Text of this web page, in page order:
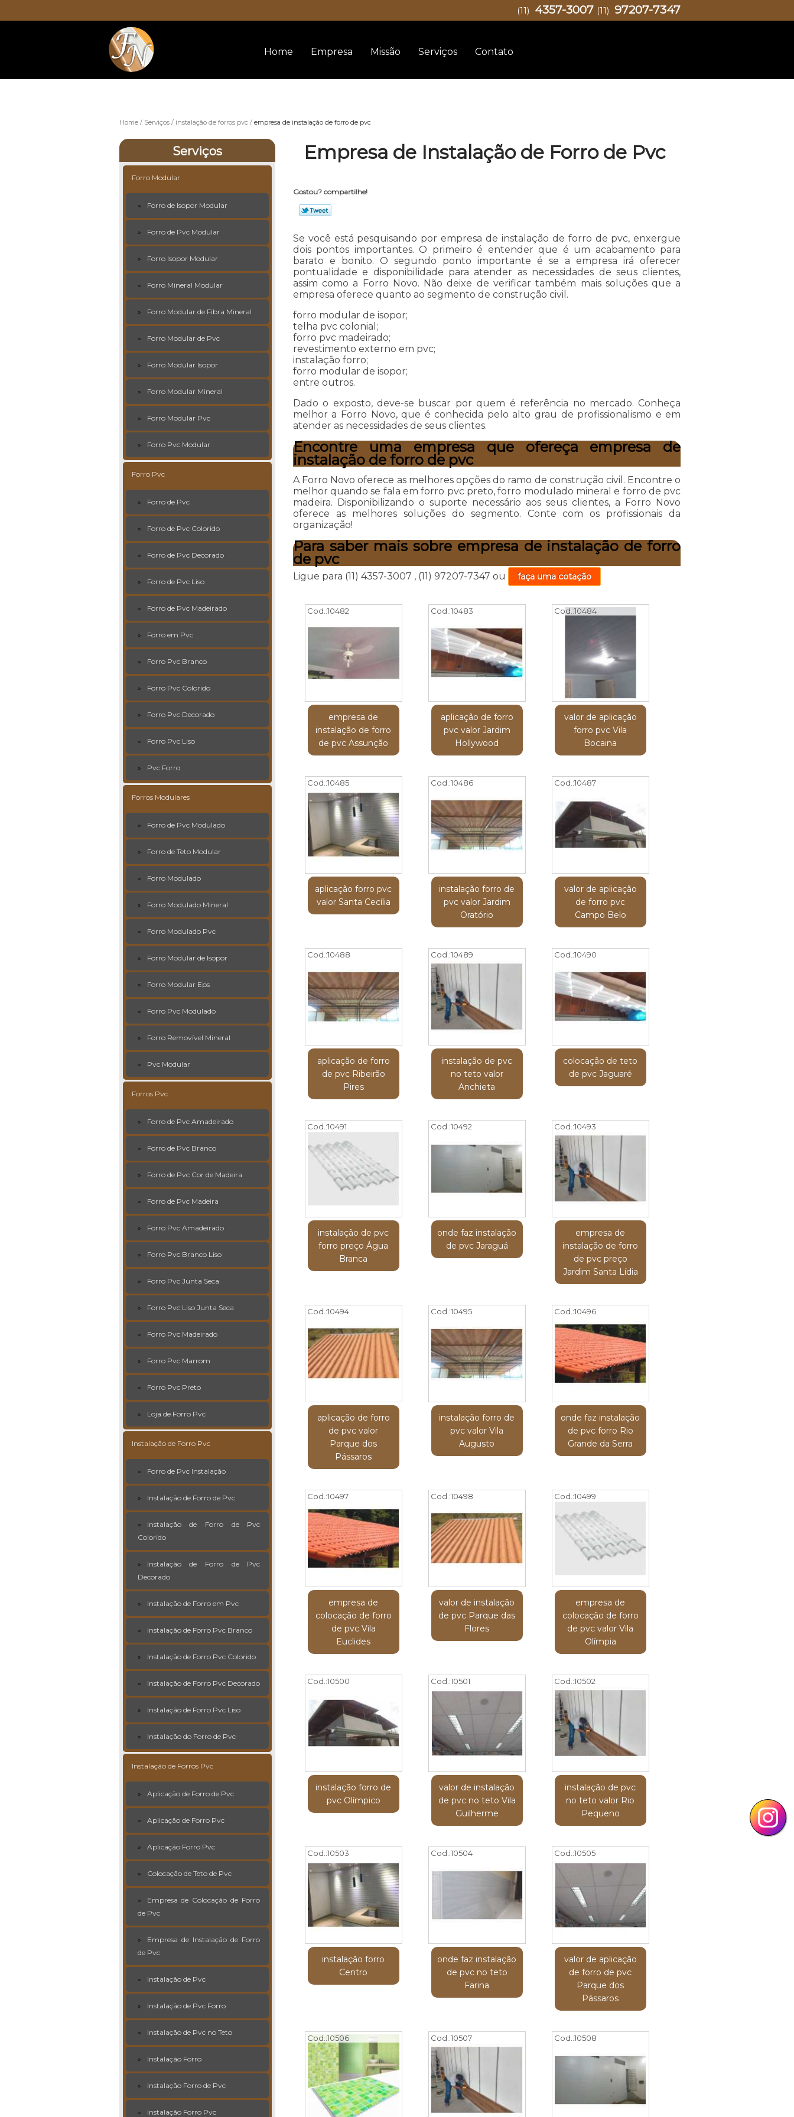
Home Empresa Missão Serviços Contato
(11) 4357-3007 (11) 97207-7347
Home Serviços instalação de forros pvc empresa de instalação de forro de pvc
Serviços
Forro Modular
Forro de Isopor Modular
Forro de Pvc Modular
Forro Isopor Modular
Forro Mineral Modular
Forro Modular de Fibra Mineral
Forro Modular de Pvc
Forro Modular Isopor
Forro Modular Mineral
Forro Modular Pvc
Forro Pvc Modular
Forro Pvc
Forro de Pvc
Forro de Pvc Colorido
Forro de Pvc Decorado
Forro de Pvc Liso
Forro de Pvc Madeirado
Forro em Pvc
Forro Pvc Branco
Forro Pvc Colorido
Forro Pvc Decorado
Forro Pvc Liso
Pvc Forro
Forros Modulares
Forro de Pvc Modulado
Forro de Teto Modular
Forro Modulado
Forro Modulado Mineral
Forro Modulado Pvc
Forro Modular de Isopor
Forro Modular Eps
Forro Pvc Modulado
Forro Removível Mineral
Pvc Modular
Forros Pvc
Forro de Pvc Amadeirado
Forro de Pvc Branco
Forro de Pvc Cor de Madeira
Forro de Pvc Madeira
Forro Pvc Amadeirado
Forro Pvc Branco Liso
Forro Pvc Junta Seca
Forro Pvc Liso Junta Seca
Forro Pvc Madeirado
Forro Pvc Marrom
Forro Pvc Preto
Loja de Forro Pvc
Instalação de Forro Pvc
Forro de Pvc Instalação
Instalação de Forro de Pvc
Instalação de Forro de Pvc
Colorido
Instalação de Forro de Pvc
Decorado
Instalação de Forro em Pvc
Instalação de Forro Pvc Branco
Instalação de Forro Pvc Colorido
Instalação de Forro Pvc Decorado
Instalação de Forro Pvc Liso
Instalação do Forro de Pvc
Instalação de Forros Pvc
Aplicação de Forro de Pvc
Aplicação de Forro Pvc
Aplicação Forro Pvc
Colocação de Teto de Pvc
Empresa de Colocação de Forro
de Pvc
Empresa de Instalação de Forro
de Pvc
Instalação de Pvc
Instalação de Pvc Forro
Instalação de Pvc no Teto
Instalação Forro
Instalação Forro de Pvc
Instalação Forro Pvc
Empresa de Instalação de Forro de Pvc
Gostou? compartilhe!
Se você está pesquisando por empresa de instalação de forro de pvc, enxergue
dois pontos importantes. O primeiro é entender que é um acabamento para
barato e bonito. O segundo ponto importante é se a empresa irá oferecer
pontualidade e disponibilidade para atender as necessidades de seus clientes,
assim como a Forro Novo. Não deixe de verificar também mais soluções que a
empresa oferece quanto ao segmento de construção civil.
forro modular de isopor;
telha pvc colonial;
forro pvc madeirado;
revestimento externo em pvc;
instalação forro;
forro modular de isopor;
entre outros.
Dado o exposto, deve-se buscar por quem é referência no mercado. Conheça
melhor a Forro Novo, que é conhecida pelo alto grau de profissionalismo e em
atender as necessidades de seus clientes.
Encontre uma empresa que ofereça empresa de
instalação de forro de pvc
A Forro Novo oferece as melhores opções do ramo de construção civil. Encontre o
melhor quando se fala em forro pvc preto, forro modulado mineral e forro de pvc
madeira. Disponibilizando o suporte necessário aos seus clientes, a Forro Novo
oferece as melhores soluções do segmento. Conte com os profissionais da
organização!
Para saber mais sobre empresa de instalação de forro
de pvc
Ligue para (11) 4357-3007 , (11) 97207-7347 ou faça uma cotação
Cod.:10482
empresa de
instalação de forro
de pvc Assunção
Cod.:10483
aplicação de forro
pvc valor Jardim
Hollywood
Cod.:10484
valor de aplicação
forro pvc Vila
Bocaina
Cod.:10485
aplicação forro pvc
valor Santa Cecília
Cod.:10486
instalação forro de
pvc valor Jardim
Oratório
Cod.:10487
valor de aplicação
de forro pvc
Campo Belo
Cod.:10488
aplicação de forro
de pvc Ribeirão
Pires
Cod.:10489
instalação de pvc
no teto valor
Anchieta
Cod.:10490
colocação de teto
de pvc Jaguaré
Cod.:10491
instalação de pvc
forro preço Água
Branca
Cod.:10492
onde faz instalação
de pvc Jaraguá
Cod.:10493
empresa de
instalação de forro
de pvc preço
Jardim Santa Lídia
Cod.:10494
aplicação de forro
de pvc valor
Parque dos
Pássaros
Cod.:10495
instalação forro de
pvc valor Vila
Augusto
Cod.:10496
onde faz instalação
de pvc forro Rio
Grande da Serra
Cod.:10497
empresa de
colocação de forro
de pvc Vila
Euclides
Cod.:10498
valor de instalação
de pvc Parque das
Flores
Cod.:10499
empresa de
colocação de forro
de pvc valor Vila
Olímpia
Cod.:10500
instalação forro de
pvc Olímpico
Cod.:10501
valor de instalação
de pvc no teto Vila
Guilherme
Cod.:10502
instalação de pvc
no teto valor Rio
Pequeno
Cod.:10503
instalação forro
Centro
Cod.:10504
onde faz instalação
de pvc no teto
Farina
Cod.:10505
valor de aplicação
de forro de pvc
Parque dos
Pássaros
Cod.:10506 Cod.:10507 Cod.:10508